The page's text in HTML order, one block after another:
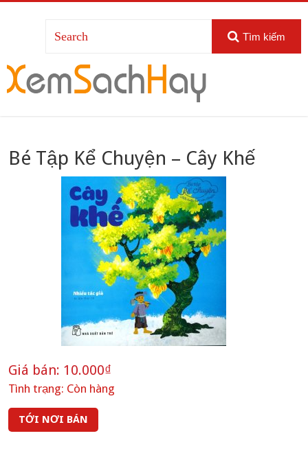
Tìm kiếm
Bé Tập Kể Chuyện – Cây Khế
Giá bán: 10.000₫
Tình trạng: Còn hàng
TỚI NƠI BÁN